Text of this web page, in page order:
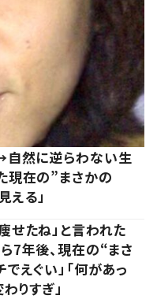
自然に逆らわない生
現在の”まさかの
える」
せたね」と言われた
7年後、現在の“まさ
えぐい」「何があっ
りすぎ」